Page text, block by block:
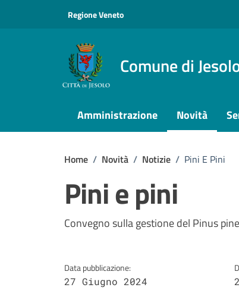
Regione Veneto
Comune di
Amministrazione Novità
Home / Novità / Notizie / Pini E Pini
Pini e pini
Dettagli della
Convegno sulla gestione del Pinus
Data pubblicazione:
27 Giugno 2024